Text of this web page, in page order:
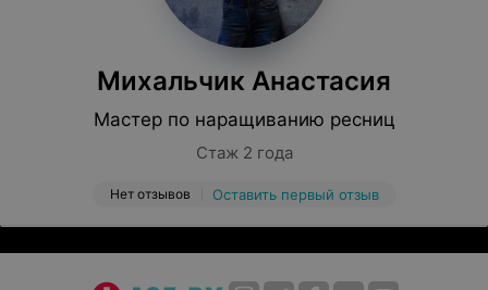
Михальчик Анастасия
Мастер по наращиванию ресниц
Стаж 2 года
Нет отзывов Оставить первый отзыв